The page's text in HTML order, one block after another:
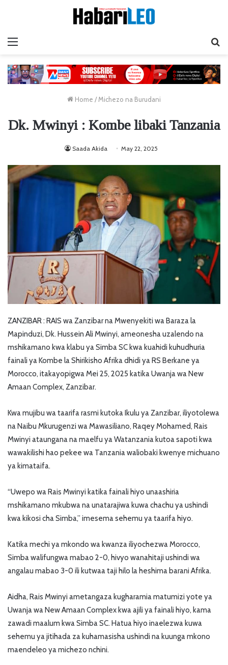
Home /Michezo na Burudani
Dk. Mwinyi : Kombe libaki Tanzania
Saada Akida May 22, 2025
ZANZIBAR : RAIS wa Zanzibar na Mwenyekiti wa Baraza la
Mapinduzi, Dk. Hussein Ali Mwinyi, ameonesha uzalendo na
mshikamano kwa klabu ya Simba SC kwa kuahidi kuhudhuria
fainali ya Kombe la Shirikisho Afrika dhidi ya RS Berkane ya
Morocco, itakayopigwa Mei 25, 2025 katika Uwanja wa New
Amaan Complex, Zanzibar.
Kwa mujibu wa taarifa rasmi kutoka Ikulu ya Zanzibar, iliyotolewa
na Naibu Mkurugenzi wa Mawasiliano, Raqey Mohamed, Rais
Mwinyi ataungana na maelfu ya Watanzania kutoa sapoti kwa
wawakilishi hao pekee wa Tanzania waliobaki kwenye michuano
ya kimataifa.
“Uwepo wa Rais Mwinyi katika fainali hiyo unaashiria
mshikamano mkubwa na unatarajiwa kuwa chachu ya ushindi
kwa kikosi cha Simba,” imesema sehemu ya taarifa hiyo.
Katika mechi ya mkondo wa kwanza iliyochezwa Morocco,
Simba walifungwa mabao 2-0, hivyo wanahitaji ushindi wa
angalau mabao 3-0 ili kutwaa taji hilo la heshima barani Afrika.
Aidha, Rais Mwinyi ametangaza kugharamia matumizi yote ya
Uwanja wa New Amaan Complex kwa ajili ya fainali hiyo, kama
zawadi maalum kwa Simba SC. Hatua hiyo inaelezwa kuwa
sehemu ya jitihada za kuhamasisha ushindi na kuunga mkono
maendeleo ya michezo nchini.